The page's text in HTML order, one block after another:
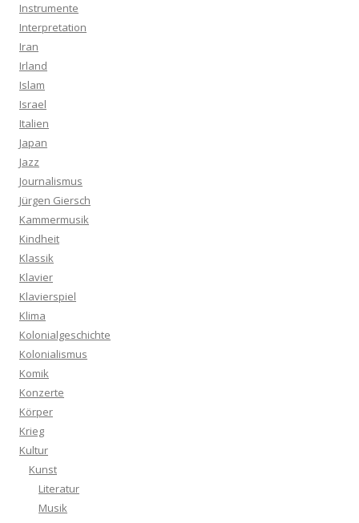
Instrumente
Interpretation
Iran
Irland
Islam
Israel
Italien
Japan
Jazz
Journalismus
Jürgen Giersch
Kammermusik
Kindheit
Klassik
Klavier
Klavierspiel
Klima
Kolonialgeschichte
Kolonialismus
Komik
Konzerte
Körper
Krieg
Kultur
Kunst
Literatur
Musik